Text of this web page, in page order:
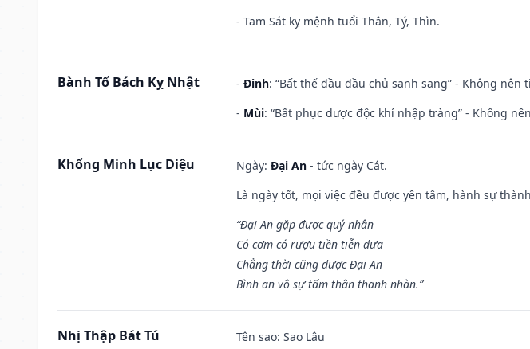
- Tam Sát kỵ mệnh tuổi Thân, Tý, Thìn.
Bành Tổ Bách Kỵ Nhật - Đinh: “Bất thế đầu đầu chủ sanh sang” - Không
- Mùi: “Bất phục dược độc khí nhập tràng” - Không
Khổng Minh Lục Diệu Ngày: Đại An - tức ngày Cát.
Là ngày tốt, mọi việc đều được yên tâm, hành sự
“Đại An gặp được quý nhân
Có cơm có rượu tiền tiễn đưa
Chẳng thời cũng được Đại An
Bình an vô sự tấm thân thanh nhàn.”
Nhị Thập Bát Tú Tên sao: Sao Lâu